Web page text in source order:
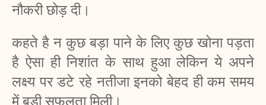
नौकरी छोड़ दी।
कहते है न कुछ बड़ा पाने के लिए कुछ खोना पड़ता
है ऐसा ही निशांत के साथ हुआ लेकिन ये अपने
लक्ष्य पर डटे रहे नतीजा इनको बेहद ही कम समय
में बड़ी सफलता मिली।